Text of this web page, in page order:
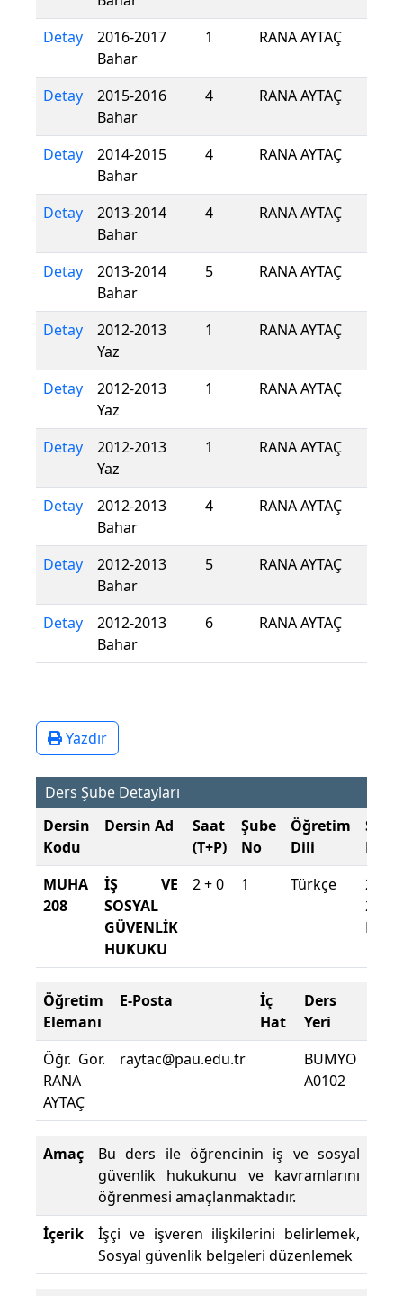
Detay
2016-2017
Bahar
1 RANA AYTAÇ
Detay
2015-2016
Bahar
4 RANA AYTAÇ
Detay
2014-2015
Bahar
4 RANA AYTAÇ
Detay
2013-2014
Bahar
4 RANA AYTAÇ
Detay
2013-2014
Bahar
5 RANA AYTAÇ
Detay
2012-2013
Yaz
1 RANA AYTAÇ
Detay
2012-2013
Yaz
1 RANA AYTAÇ
Detay
2012-2013
Yaz
1 RANA AYTAÇ
Detay
2012-2013
Bahar
4 RANA AYTAÇ
Detay
2012-2013
Bahar
5 RANA AYTAÇ
Detay
2012-2013
Bahar
6 RANA AYTAÇ
Yazdır
Ders Şube Detayları
Dersin
Kodu
Dersin Ad
Saat
(T+P)
Şube
No
Öğretim
Dili
Şube
MUHA
208
İŞ VE
SOSYAL
GÜVENLİK
HUKUKU
2 + 0 1 Türkçe
2020-
2021
Öğretim
Elemanı
E-Posta
İç
Hat
Ders
Yeri
Öğr. Gör.
RANA
AYTAÇ
raytac@pau.edu.tr
BUMYO
A0102
Amaç
Bu ders ile öğrencinin iş ve sosyal
güvenlik hukukunu ve kavramlarını
öğrenmesi amaçlanmaktadır.
İçerik
İşçi ve işveren ilişkilerini belirlemek,
Sosyal güvenlik belgeleri düzenlemek